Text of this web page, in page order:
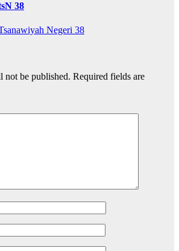
38
Negeri 38
not be published. Required fields are